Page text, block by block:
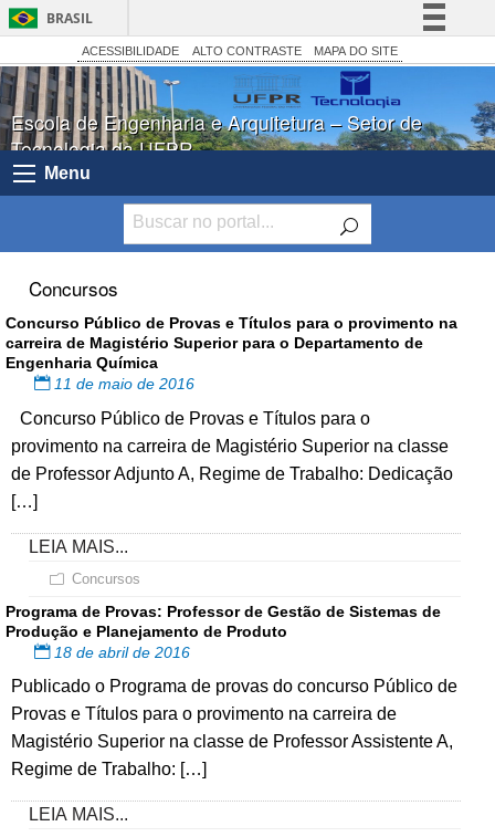
BRASIL
Simplifique!
Comunica BR
Participe
Acesso à informação
Canais
ACESSIBILIDADE ALTO CONTRASTE MAPA DO SITE
Escola de Engenharia e Arquitetura – Setor de
Tecnologia da UFPR
Menu
Concursos
Concurso Público de Provas e Títulos para o provimento na
carreira de Magistério Superior para o Departamento de
Engenharia Química
11 de maio de 2016
Concurso Público de Provas e Títulos para o
provimento na carreira de Magistério Superior na classe
de Professor Adjunto A, Regime de Trabalho: Dedicação
[…]
LEIA MAIS...
Concursos
Programa de Provas: Professor de Gestão de Sistemas de
Produção e Planejamento de Produto
18 de abril de 2016
Publicado o Programa de provas do concurso Público de
Provas e Títulos para o provimento na carreira de
Magistério Superior na classe de Professor Assistente A,
Regime de Trabalho: […]
LEIA MAIS...